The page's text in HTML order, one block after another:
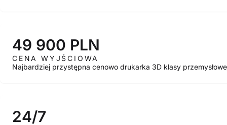
49 900 PLN
CENA WYJŚCIOWA
Najbardziej przystępna cenowo drukarka 3D klasy
24/7